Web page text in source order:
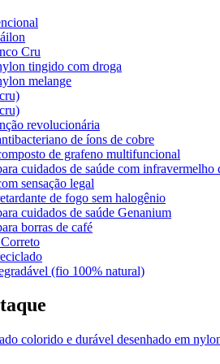
Cru
tingido com droga
melange
revolucionária
de íons de cobre
de grafeno multifuncional
cuidados de saúde com infravermelho
sensação legal
de fogo sem halogênio
cuidados de saúde Genanium
borras de café
(fio 100% natural)